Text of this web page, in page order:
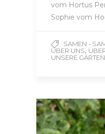
vom Hortus
Sophie vom
SAMEN -
ÜBER UNS,
UNSERE GÄRTEN